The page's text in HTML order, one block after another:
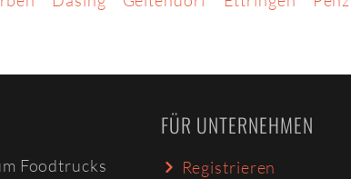
Foodtrucks
FÜR UNTERNEHMEN
Registrieren